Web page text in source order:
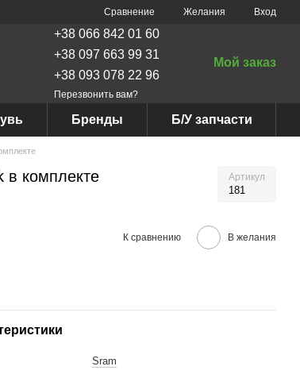
Сравнение Желания Вход
+38 066 842 01 60
+38 097 663 99 31
+38 093 078 22 96
Перезвонить вам?
Мой заказ
Бренды Б/У запчасти
в комплекте Артикул
181
К сравнению В желания
Sram